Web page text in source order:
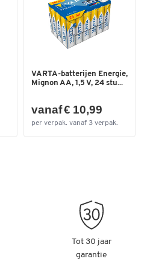
VARTA-batterijen Energie,
Mignon AA, 1,5 V, 24 stu...
vanaf € 10,99
per verpak. vanaf 3 verpak.
Tot 30 jaar
garantie